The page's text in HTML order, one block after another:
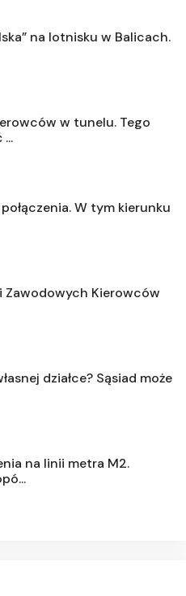
na lotnisku w Balicach.
w tunelu. Tego
W tym kierunku
Zawodowych Kierowców
działce? Sąsiad może
na linii metra M2.